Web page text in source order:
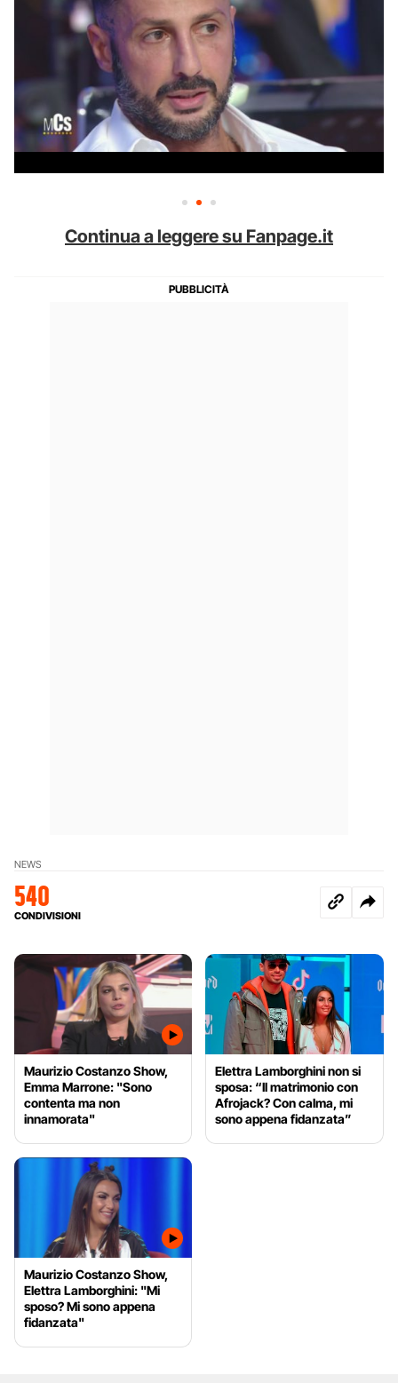
Continua a leggere su Fanpage.it
NEWS
540
CONDIVISIONI
Maurizio Costanzo Show,
Emma Marrone: "Sono
contenta ma non
innamorata"
Elettra Lamborghini non si
sposa: “Il matrimonio con
Afrojack? Con calma, mi
sono appena fidanzata”
Maurizio Costanzo Show,
Elettra Lamborghini: "Mi
sposo? Mi sono appena
fidanzata"